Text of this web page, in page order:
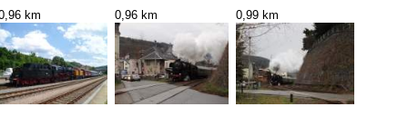
km 0,96 km 0,99 km